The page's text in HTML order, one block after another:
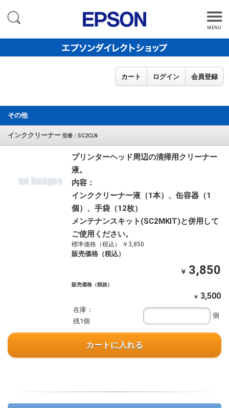
MENU
カート ログイン 会員登録
その他
インククリーナー 型番：SC2CLN
プリンターヘッド周辺の清掃用クリーナー
液。
内容：
インククリーナー液（1本）、缶容器（1
個）、手袋（12枚）
メンテナンスキット(SC2MKIT)と併用して
ご使用ください。
標準価格（税込） ￥3,850
販売価格（税込）
￥ 3,850
販売価格（税抜）
￥ 3,500
在庫：
残1個
個
カートに入れる